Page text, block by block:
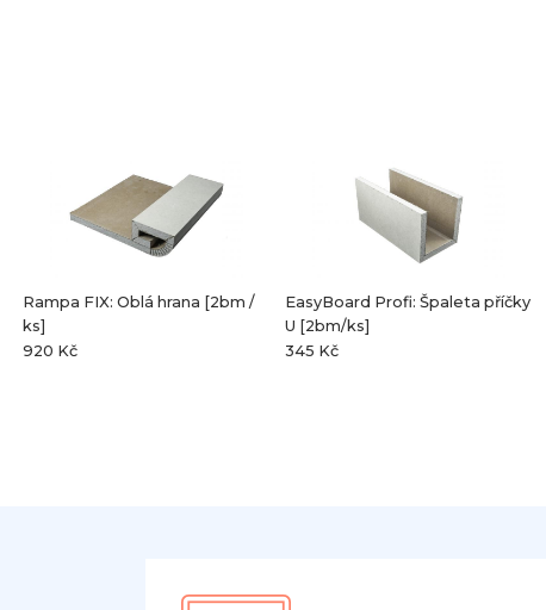
Rampa FIX: Oblá hrana [2bm /
ks]
920 Kč
EasyBoard Profi: Špaleta příčky
U [2bm/ks]
345 Kč